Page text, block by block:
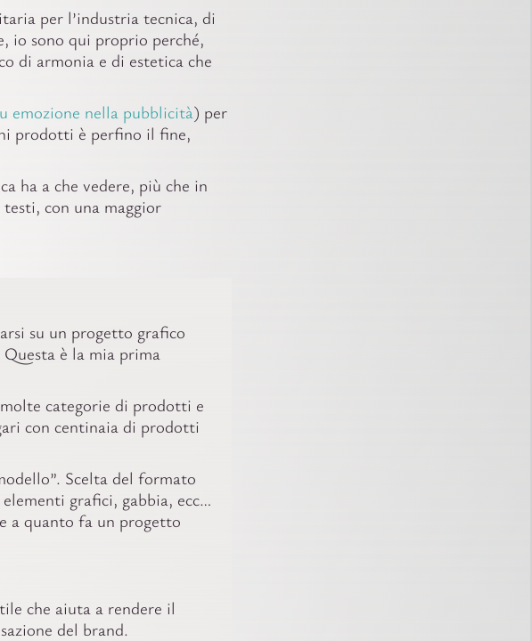
per l’industria tecnica, di
io sono qui proprio perché,
di armonia e di estetica che
emozione nella pubblicità) per
prodotti è perfino il fine,
ha a che vedere, più che in
con una maggior
su un progetto grafico
è la mia prima
categorie di prodotti e
con centinaia di prodotti
Scelta del formato
grafici, gabbia, ecc…
a quanto fa un progetto
che aiuta a rendere il
del brand.